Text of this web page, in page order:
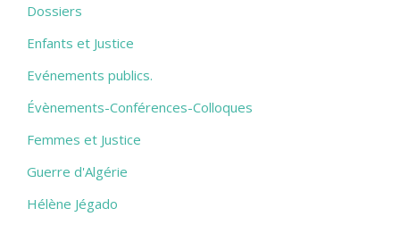
Dossiers
Enfants et Justice
Evénements publics.
Évènements-Conférences-Colloques
Femmes et Justice
Guerre d'Algérie
Hélène Jégado